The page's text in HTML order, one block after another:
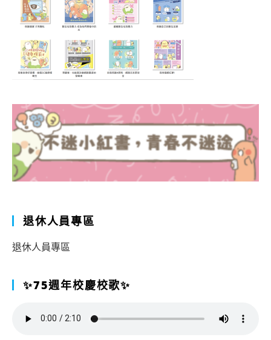
退休人員專區
退休人員專區
✨75週年校慶校歌✨